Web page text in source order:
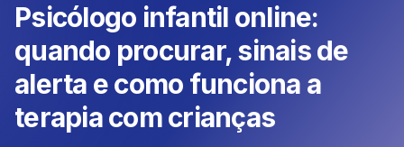
Psicólogo infantil online:
quando procurar, sinais de
alerta e como funciona a
terapia com crianças